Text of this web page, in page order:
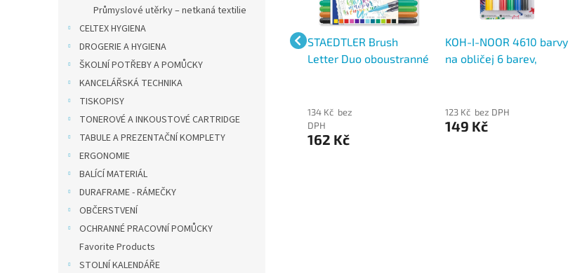
Průmyslové utěrky – netkaná textilie
CELTEX HYGIENA
DROGERIE A HYGIENA
ŠKOLNÍ POTŘEBY A POMŮCKY
KANCELÁŘSKÁ TECHNIKA
TISKOPISY
TONEROVÉ A INKOUSTOVÉ CARTRIDGE
TABULE A PREZENTAČNÍ KOMPLETY
ERGONOMIE
BALÍCÍ MATERIÁL
DURAFRAME - RÁMEČKY
OBČERSTVENÍ
OCHRANNÉ PRACOVNÍ POMŮCKY
Favorite Products
STOLNÍ KALENDÁŘE
Kores tetovací papír - k
přenosu tetování z
papíru na kůži, 10 listů z
235 Kč
STAEDTLER Design
238 Kč bez
DPH
288 Kč
STAEDTLER Brush
Letter Duo oboustranné
134 Kč bez
DPH
162 Kč
KOH-I-NOOR 4610 barvy
na obličej 6 barev,
123 Kč bez DPH
149 Kč